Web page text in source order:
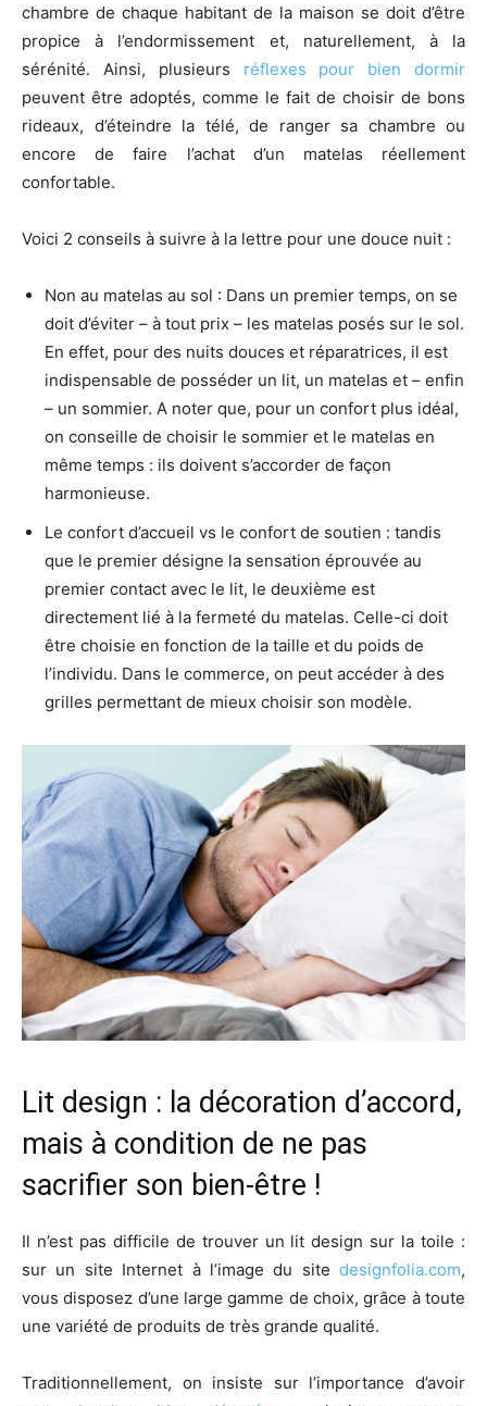
chambre de chaque habitant de la maison se doit d’être
propice à l’endormissement et, naturellement, à la
sérénité. Ainsi, plusieurs réflexes pour bien dormir
peuvent être adoptés, comme le fait de choisir de bons
rideaux, d’éteindre la télé, de ranger sa chambre ou
encore de faire l’achat d’un matelas réellement
confortable.
Voici 2 conseils à suivre à la lettre pour une douce nuit :
Non au matelas au sol : Dans un premier temps, on se
doit d’éviter – à tout prix – les matelas posés sur le sol.
En effet, pour des nuits douces et réparatrices, il est
indispensable de posséder un lit, un matelas et – enfin
– un sommier. A noter que, pour un confort plus idéal,
on conseille de choisir le sommier et le matelas en
même temps : ils doivent s’accorder de façon
harmonieuse.
Le confort d’accueil vs le confort de soutien : tandis
que le premier désigne la sensation éprouvée au
premier contact avec le lit, le deuxième est
directement lié à la fermeté du matelas. Celle-ci doit
être choisie en fonction de la taille et du poids de
l’individu. Dans le commerce, on peut accéder à des
grilles permettant de mieux choisir son modèle.
Lit design : la décoration d’accord,
mais à condition de ne pas
sacrifier son bien-être !
Il n’est pas difficile de trouver un lit design sur la toile :
sur un site Internet à l’image du site designfolia.com,
vous disposez d’une large gamme de choix, grâce à toute
une variété de produits de très grande qualité.
Traditionnellement, on insiste sur l’importance d’avoir